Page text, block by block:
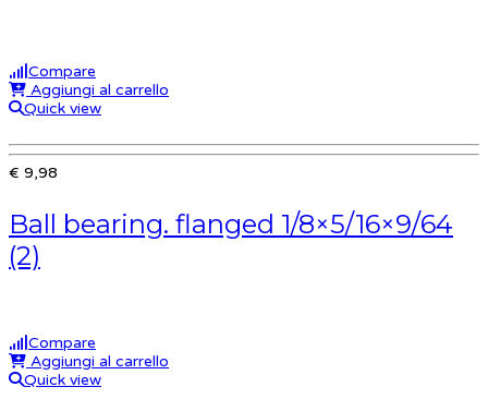
Compare
Aggiungi al carrello
Quick view
€ 9,98
Ball bearing. flanged 1/8×5/16×9/64
(2)
Compare
Aggiungi al carrello
Quick view